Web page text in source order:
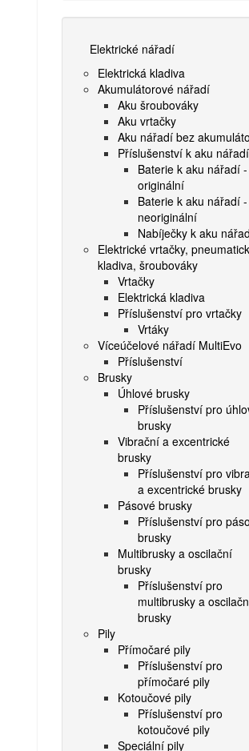
Elektrické nářadí
Elektrická kladiva
Akumulátorové nářadí
Aku šroubováky
Aku vrtačky
Aku nářadí bez
Příslušenství k aku nářadí
Baterie k aku nářadí -
originální
Baterie k aku nářadí -
neoriginální
Nabíječky k aku
Elektrické vrtačky,
kladiva, šroubováky
Vrtačky
Elektrická kladiva
Příslušenství pro vrtačky
Vrtáky
Víceúčelové nářadí MultiEvo
Příslušenství
Brusky
Úhlové brusky
Příslušenství pro
brusky
Vibrační a excentrické
brusky
Příslušenství pro
a excentrické brusky
Pásové brusky
Příslušenství pro
brusky
Multibrusky a oscilační
brusky
Příslušenství pro
multibrusky a
brusky
Pily
Přímočaré pily
Příslušenství pro
přímočaré pily
Kotoučové pily
Příslušenství pro
kotoučové pily
Speciální pily